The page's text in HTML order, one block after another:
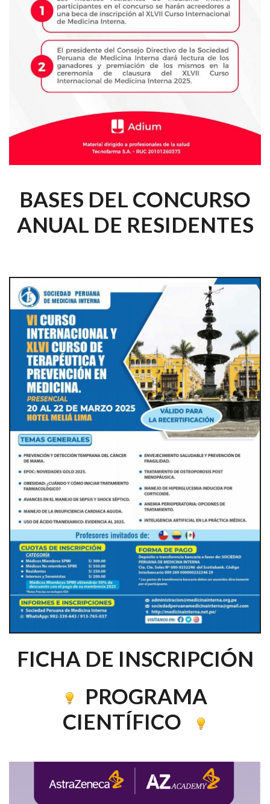
BASES DEL CONCURSO
ANUAL DE RESIDENTES
FICHA DE INSCRIPCIÓN
PROGRAMA
CIENTÍFICO